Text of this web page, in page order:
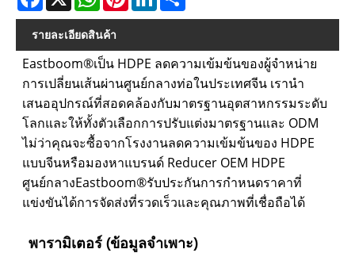
รายละเอียดสินค้า
Eastboom®เป็น HDPE ลดความเข้มข้นของผู้จำหน่าย
การเปลี่ยนเส้นผ่านศูนย์กลางท่อในประเทศจีน เรานำ
เสนออุปกรณ์ที่สอดคล้องกับมาตรฐานอุตสาหกรรมระดับ
โลกและให้ทั้งตัวเลือกการปรับแต่งมาตรฐานและ ODM
ไม่ว่าคุณจะซื้อจากโรงงานลดความเข้มข้นของ HDPE
แบบจีนหรือมองหาแบรนด์ Reducer OEM HDPE
ศูนย์กลางEastboom®รับประกันการกำหนดราคาที่
แข่งขันได้การจัดส่งที่รวดเร็วและคุณภาพที่เชื่อถือได้
พารามิเตอร์ (ข้อมูลจำเพาะ)